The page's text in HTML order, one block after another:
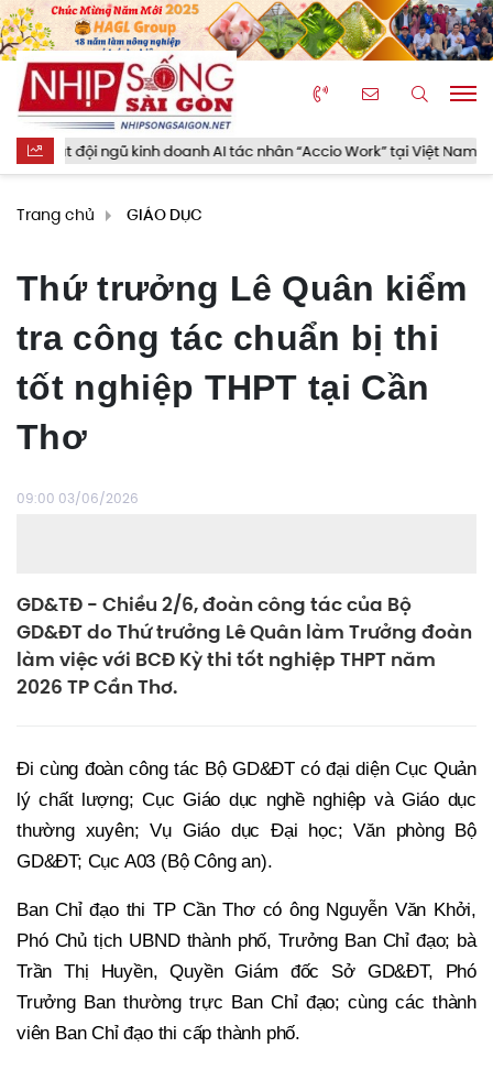
ngũ kinh doanh AI tác nhân “Accio Work” tại Việt Nam
Trang chủ GIÁO DỤC
Thứ trưởng Lê Quân kiểm
tra công tác chuẩn bị thi
tốt nghiệp THPT tại Cần
Thơ
09:00 03/06/2026
GD&TĐ - Chiều 2/6, đoàn công tác của Bộ
GD&ĐT do Thứ trưởng Lê Quân làm Trưởng đoàn
làm việc với BCĐ Kỳ thi tốt nghiệp THPT năm
2026 TP Cần Thơ.
Đi cùng đoàn công tác Bộ GD&ĐT có đại diện Cục Quản
lý chất lượng; Cục Giáo dục nghề nghiệp và Giáo dục
thường xuyên; Vụ Giáo dục Đại học; Văn phòng Bộ
GD&ĐT; Cục A03 (Bộ Công an).
Ban Chỉ đạo thi TP Cần Thơ có ông Nguyễn Văn Khởi,
Phó Chủ tịch UBND thành phố, Trưởng Ban Chỉ đạo; bà
Trần Thị Huyền, Quyền Giám đốc Sở GD&ĐT, Phó
Trưởng Ban thường trực Ban Chỉ đạo; cùng các thành
viên Ban Chỉ đạo thi cấp thành phố.